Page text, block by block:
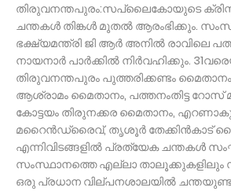
തിരുവനന്തപുരം:സപ്ലൈകോയുടെ
ചന്തകൾ തിങ്കൾ മുതൽ ആരംഭിക്കും.
ഭക്ഷ്യമന്ത്രി ജി ആർ അനിൽ രാവിലെ
നായനാർ പാർക്കിൽ നിർവഹിക്കും.
തിരുവനന്തപുരം പുത്തരിക്കണ്ടം
ആശ്രാമം മൈതാനം, പത്തനംതിട്ട റോസ്
കോട്ടയം തിരുനക്കര മൈതാനം,
മറൈൻഡ്രൈവ്, തൃശൂർ തേക്കിൻകാട്
എന്നിവിടങ്ങളിൽ പ്രത്യേക ചന്തകൾ
സംസ്ഥാനത്തെ എല്ലാ
ഒരു പ്രധാന വില്പനശാലയിൽ